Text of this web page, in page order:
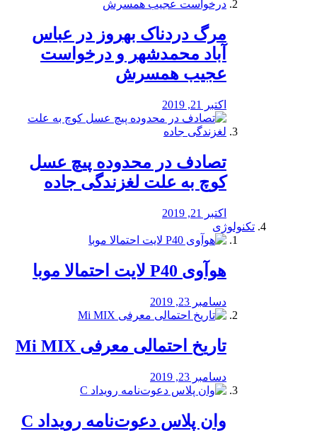
مرگ دردناک بهروز در عباس
آباد محمدشهر و درخواست
عجیب همسرش
اکتبر 21, 2019
تصادف در محدوده پیچ عسل
کوچ به علت لغزندگی جاده
اکتبر 21, 2019
تکنولوژی
هوآوی P40 لایت احتمالا موبا
دسامبر 23, 2019
تاریخ احتمالی معرفی Mi MIX
دسامبر 23, 2019
وان پلاس دعوت‌نامه رویداد C